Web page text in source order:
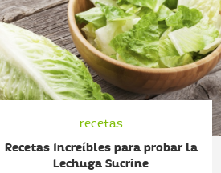
recetas
Recetas Increíbles para probar la
Lechuga Sucrine